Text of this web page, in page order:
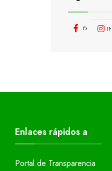
FACEBOOK
Enlaces rápidos a
Portal de Transparencia